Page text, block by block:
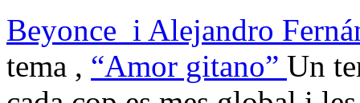
Beyonce i Alejandro
tema , “Amor gitano” Un